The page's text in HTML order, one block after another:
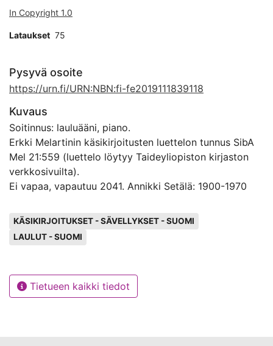
In Copyright 1.0
Lataukset 75
Pysyvä osoite
https://urn.fi/URN:NBN:fi-fe2019111839118
Kuvaus
Soitinnus: lauluääni, piano.
Erkki Melartinin käsikirjoitusten luettelon tunnus SibA
Mel 21:559 (luettelo löytyy Taideyliopiston kirjaston
verkkosivuilta).
Ei vapaa, vapautuu 2041. Annikki Setälä: 1900-1970
Avainsanat
KÄSIKIRJOITUKSET - SÄVELLYKSET - SUOMI
LAULUT - SUOMI
Tietueen kaikki tiedot